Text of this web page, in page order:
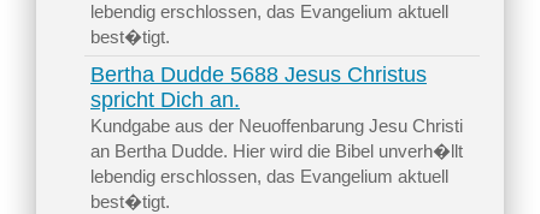
lebendig erschlossen, das Evangelium aktuell
best�tigt.
Bertha Dudde 5688 Jesus Christus
spricht Dich an.
Kundgabe aus der Neuoffenbarung Jesu Christi
an Bertha Dudde. Hier wird die Bibel unverh�llt
lebendig erschlossen, das Evangelium aktuell
best�tigt.